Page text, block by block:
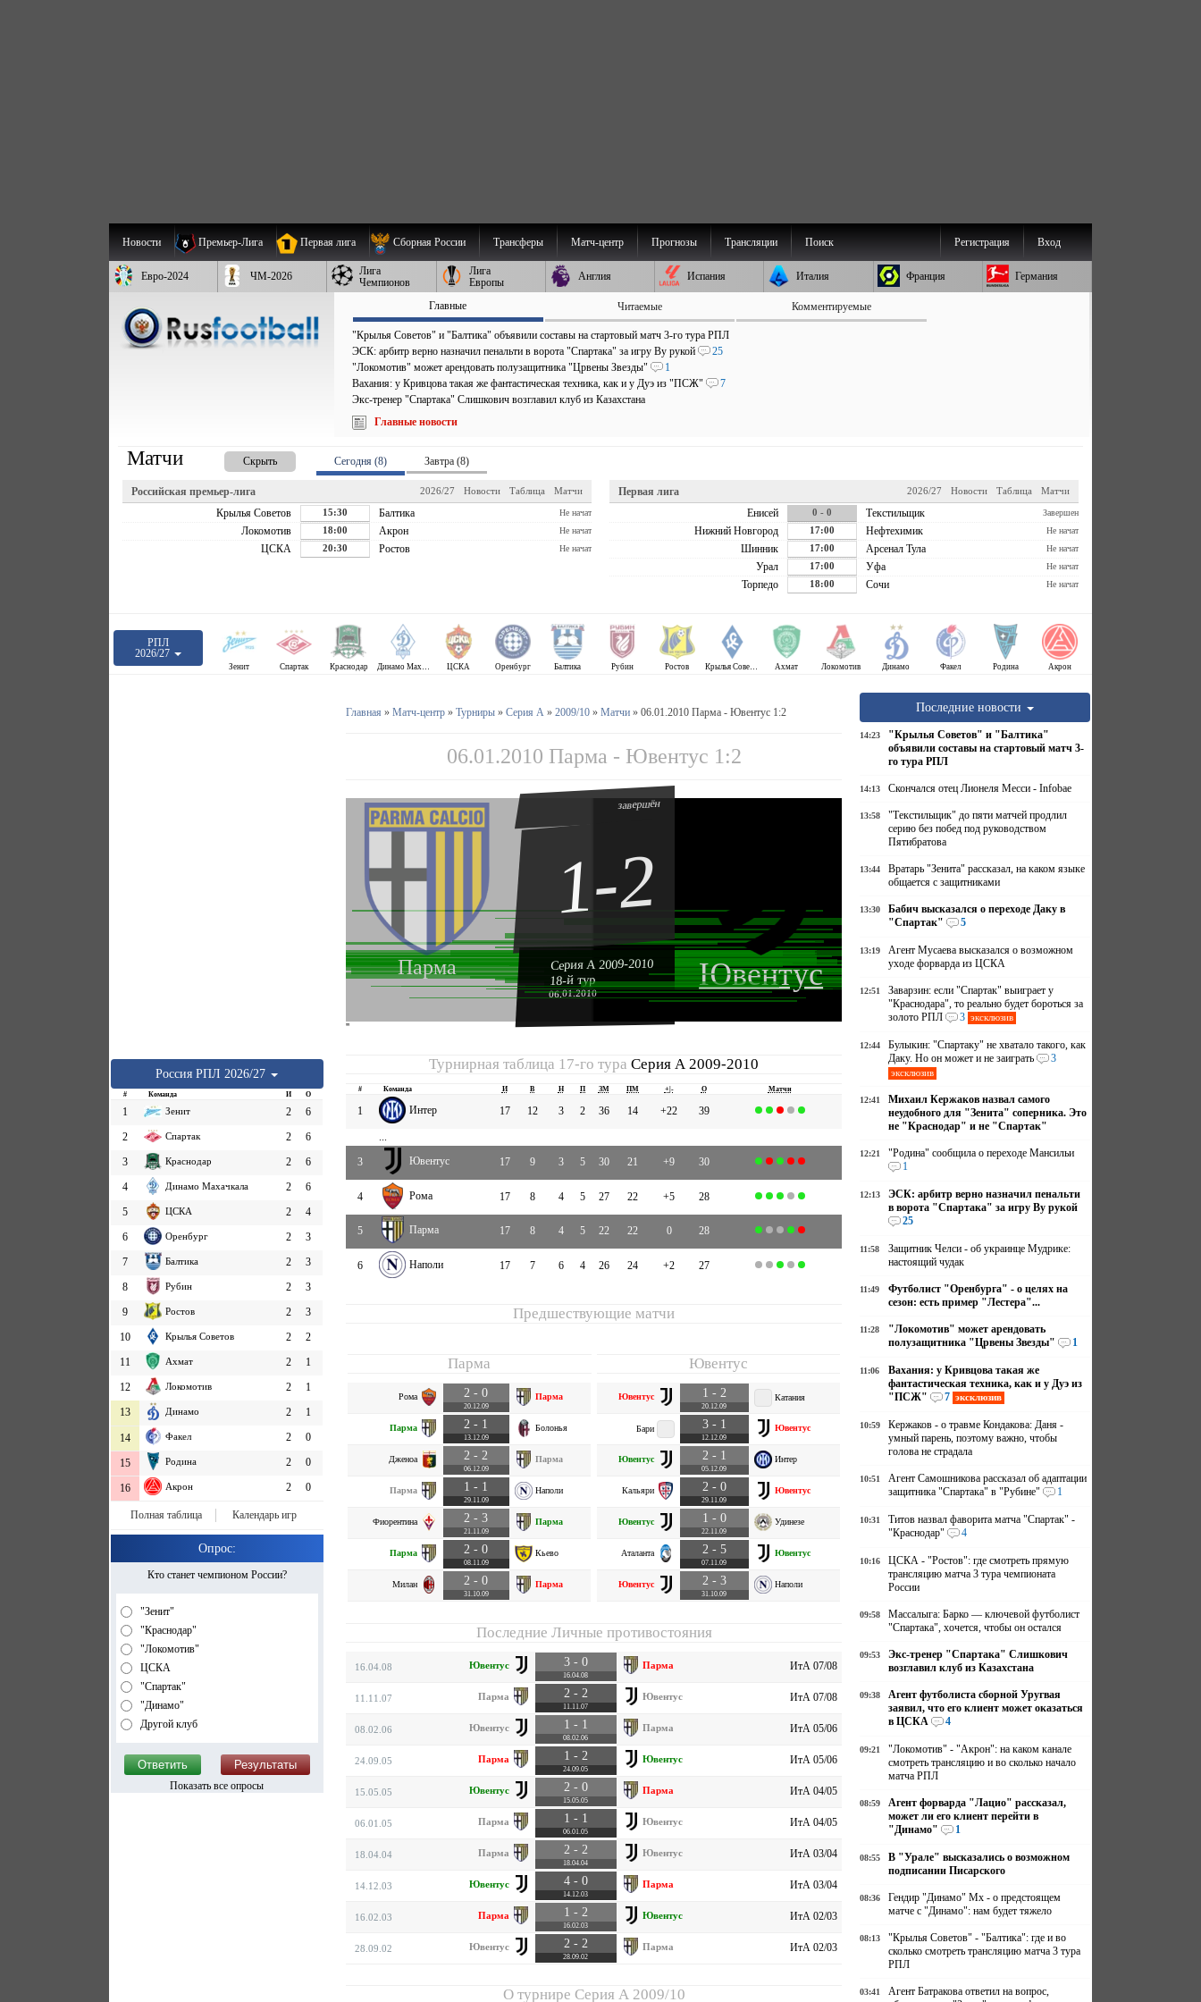
Новости Премьер-Лига Первая лига Сборная России Трансферы Матч-центр Прогнозы Трансляции Поиск Вход
Регистрация
Евро-2024 ЧМ-2026
Лига
Чемпионов
Лига
Европы
Англия Испания Италия Франция Германия
Главные Читаемые Комментируемые
"Крылья Советов" и "Балтика" объявили составы на стартовый матч 3-го тура РПЛ
ЭСК: арбитр верно назначил пенальти в ворота "Спартака" за игру Ву рукой
25
"Локомотив" может арендовать полузащитника "Црвены Звезды"
1
Вахания: у Кривцова такая же фантастическая техника, как и у Дуэ из "ПСЖ"
7
Экс-тренер "Спартака" Слишкович возглавил клуб из Казахстана
Главные новости
Матчи Скрыть Сегодня (8) Завтра (8)
Российская премьер-лига Матчи
Таблица
Новости
2026/27
Крылья Советов 15:30 Балтика Не начат
Локомотив 18:00 Акрон Не начат
ЦСКА 20:30 Ростов Не начат
Первая лига Матчи
Таблица
Новости
2026/27
Енисей 0 - 0 Текстильщик Завершен
Нижний Новгород 17:00 Нефтехимик Не начат
Шинник 17:00 Арсенал Тула Не начат
Урал 17:00 Уфа Не начат
Торпедо 18:00 Сочи Не начат
РПЛ
2026/27
Зенит Спартак Краснодар Динамо Махачкала ЦСКА Оренбург Балтика Рубин Ростов Крылья Советов Ахмат Локомотив Динамо Факел Родина Акрон
Россия РПЛ 2026/27
# Команда И О
1 Зенит 2
6
2
Спартак 2
6
3
Краснодар 2
6
4
Динамо Махачкала 2
6
5
ЦСКА 2
4
6
Оренбург 2
3
7
Балтика 2
3
8
Рубин 2
3
9
Ростов 2
3
10
Крылья Советов 2
2
11
Ахмат 2
1
12
Локомотив 2
1
13
Динамо 2 1
14 Факел 2 0
15 Родина 2 0
16 Акрон 2 0
Полная таблица Календарь игр
Опрос:
Кто станет чемпионом России?
"Зенит"
"Краснодар"
"Локомотив"
ЦСКА
"Спартак"
"Динамо"
Другой клуб
Показать все опросы
Главная » Матч-центр» Турниры» Серия А» 2009/10» Матчи» 06.01.2010 Парма - Ювентус 1:2
06.01.2010 Парма - Ювентус 1:2
Парма Ювентус
завершён
1-2
Серия А 2009-2010
18-й тур
06.01.2010
''
Турнирная таблица 17-го тураСерия А 2009-2010
# Команда И В Н П ЗМ ПМ +|- О Матчи
1 Интер 17 12 3 2 36 14 +22 39
...
3
Ювентус 17 9 3 5 30 21 +9 30
4 Рома 17 8 4 5 27 22 +5 28
5 Парма 17 8 4 5 22 22 0 28
6 Наполи 17 7 6 4 26 24 +2 27
Предшествующие матчи
Парма
Рома 2 - 0
20.12.09
Парма
Парма 2 - 1
13.12.09
Болонья
Дженоа 2 - 2
06.12.09
Парма
Парма 1 - 1
29.11.09
Наполи
Фиорентина 2 - 3
21.11.09
Парма
Парма 2 - 0
08.11.09
Кьево
Милан 2 - 0
31.10.09
Парма
Ювентус
Ювентус 1 - 2
20.12.09
Катания
Бари 3 - 1
12.12.09
Ювентус
Ювентус 2 - 1
05.12.09
Интер
Кальяри 2 - 0
29.11.09
Ювентус
Ювентус 1 - 0
22.11.09
Удинезе
Аталанта 2 - 5
07.11.09
Ювентус
Ювентус 2 - 3
31.10.09
Наполи
Последние Личные противостояния
16.04.08 Ювентус 3 - 0
16.04.08
Парма ИтА 07/08
11.11.07 Парма 2 - 2
11.11.07
Ювентус ИтА 07/08
08.02.06 Ювентус 1 - 1
08.02.06
Парма ИтА 05/06
24.09.05 Парма 1 - 2
24.09.05
Ювентус ИтА 05/06
15.05.05 Ювентус 2 - 0
15.05.05
Парма ИтА 04/05
06.01.05 Парма 1 - 1
06.01.05
Ювентус ИтА 04/05
18.04.04 Парма 2 - 2
18.04.04
Ювентус ИтА 03/04
14.12.03 Ювентус 4 - 0
14.12.03
Парма ИтА 03/04
16.02.03 Парма 1 - 2
16.02.03
Ювентус ИтА 02/03
28.09.02 Ювентус 2 - 2
28.09.02
Парма ИтА 02/03
О турнире Серия А 2009/10
Последние новости
14:23
"Крылья Советов" и "Балтика"
объявили составы на стартовый матч 3-
го тура РПЛ
14:13 Скончался отец Лионеля Месси - Infobae
13:58
"Текстильщик" до пяти матчей продлил
серию без побед под руководством
Пятибратова
13:44
Вратарь "Зенита" рассказал, на каком языке
общается с защитниками
13:30
Бабич высказался о переходе Даку в
"Спартак"
5
13:19
Агент Мусаева высказался о возможном
уходе форварда из ЦСКА
12:51
Заварзин: если "Спартак" выиграет у
"Краснодара", то реально будет бороться за
золото РПЛ
3 эксклюзив
12:44
Булыкин: "Спартаку" не хватало такого, как
Даку. Но он может и не заиграть
3
эксклюзив
12:41
Михаил Кержаков назвал самого
неудобного для "Зенита" соперника. Это
не "Краснодар" и не "Спартак"
12:21
"Родина" сообщила о переходе Мансильи
1
12:13
ЭСК: арбитр верно назначил пенальти
в ворота "Спартака" за игру Ву рукой
25
11:58
Защитник Челси - об украинце Мудрике:
настоящий чудак
11:49
Футболист "Оренбурга" - о целях на
сезон: есть пример "Лестера"...
11:28
"Локомотив" может арендовать
полузащитника "Црвены Звезды"
1
11:06
Вахания: у Кривцова такая же
фантастическая техника, как и у Дуэ из
"ПСЖ"
7 эксклюзив
10:59
Кержаков - о травме Кондакова: Даня -
умный парень, поэтому важно, чтобы
голова не страдала
10:51
Агент Самошникова рассказал об адаптации
защитника "Спартака" в "Рубине"
1
10:31
Титов назвал фаворита матча "Спартак" -
"Краснодар"
4
10:16
ЦСКА - "Ростов": где смотреть прямую
трансляцию матча 3 тура чемпионата
России
09:58
Массалыга: Барко — ключевой футболист
"Спартака", хочется, чтобы он остался
09:53
Экс-тренер "Спартака" Слишкович
возглавил клуб из Казахстана
09:38
Агент футболиста сборной Уругвая
заявил, что его клиент может оказаться
в ЦСКА
4
09:21
"Локомотив" - "Акрон": на каком канале
смотреть трансляцию и во сколько начало
матча РПЛ
08:59
Агент форварда "Лацио" рассказал,
может ли его клиент перейти в
"Динамо"
1
08:55
В "Урале" высказались о возможном
подписании Писарского
08:36
Гендир "Динамо" Мх - о предстоящем
матче с "Динамо": нам будет тяжело
08:13
"Крылья Советов" - "Балтика": где и во
сколько смотреть трансляцию матча 3 тура
РПЛ
03:41
Агент Батракова ответил на вопрос,